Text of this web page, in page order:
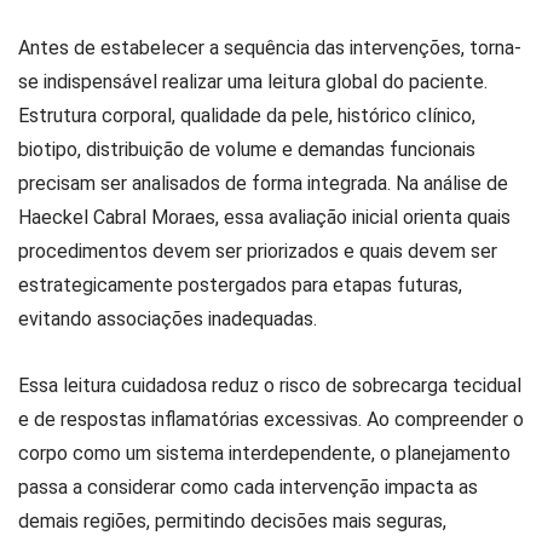
Antes de estabelecer a sequência das intervenções, torna-
se indispensável realizar uma leitura global do paciente.
Estrutura corporal, qualidade da pele, histórico clínico,
biotipo, distribuição de volume e demandas funcionais
precisam ser analisados de forma integrada. Na análise de
Haeckel Cabral Moraes, essa avaliação inicial orienta quais
procedimentos devem ser priorizados e quais devem ser
estrategicamente postergados para etapas futuras,
evitando associações inadequadas.
Essa leitura cuidadosa reduz o risco de sobrecarga tecidual
e de respostas inflamatórias excessivas. Ao compreender o
corpo como um sistema interdependente, o planejamento
passa a considerar como cada intervenção impacta as
demais regiões, permitindo decisões mais seguras,